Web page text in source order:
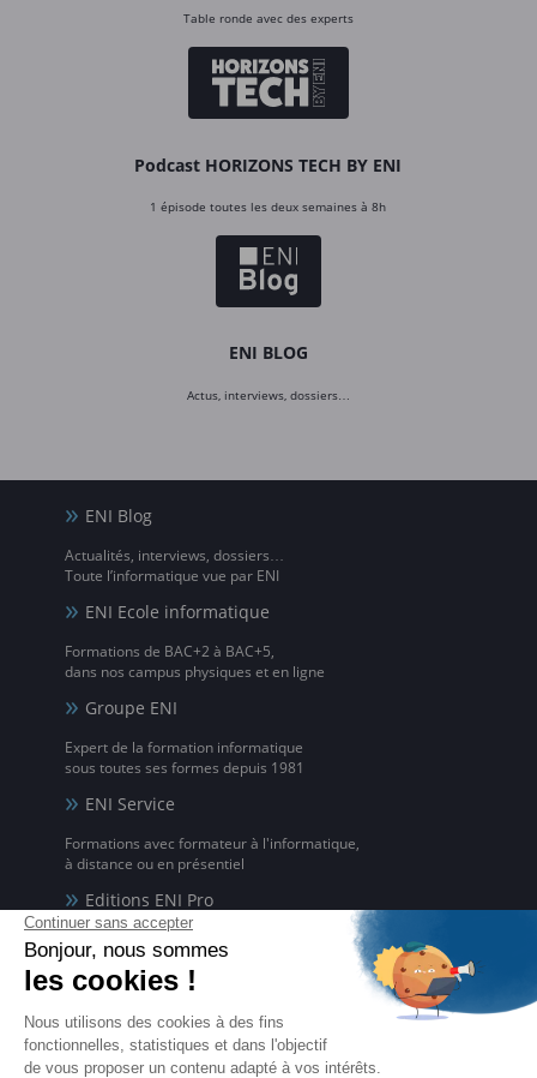
Table ronde avec des experts
Podcast HORIZONS TECH BY ENI
1 épisode toutes les deux semaines à 8h
ENI BLOG
Actus, interviews, dossiers…
ENI Blog
Actualités, interviews, dossiers…
Toute l’informatique vue par ENI
ENI Ecole informatique
Formations de BAC+2 à BAC+5,
dans nos campus physiques et en ligne
Groupe ENI
Expert de la formation informatique
sous toutes ses formes depuis 1981
ENI Service
Formations avec formateur à l'informatique,
à distance ou en présentiel
Editions ENI Pro
pour les organismes de formation
ENI elearning
La solution de formation à l'informatique en ligne,
disponible en 5 langues